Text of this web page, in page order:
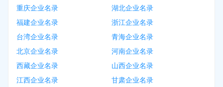
重庆企业名录
湖北企业名录
福建企业名录
浙江企业名录
台湾企业名录
青海企业名录
北京企业名录
河南企业名录
西藏企业名录
山西企业名录
江西企业名录
甘肃企业名录